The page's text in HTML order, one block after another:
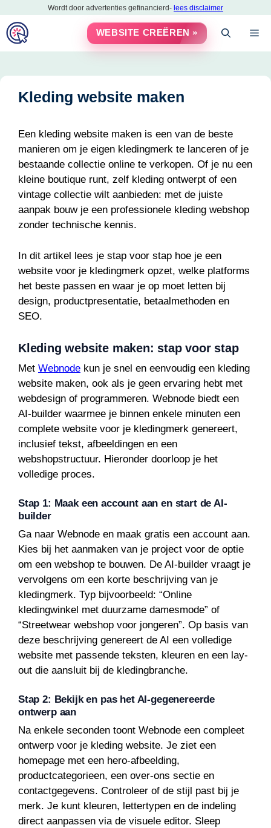
naar
de
inhoud
Wordt door advertenties gefinancierd- lees disclaimer
WEBSITE CREËREN »
Kleding website maken
Een kleding website maken is een van de beste
manieren om je eigen kledingmerk te lanceren of je
bestaande collectie online te verkopen. Of je nu een
kleine boutique runt, zelf kleding ontwerpt of een
vintage collectie wilt aanbieden: met de juiste
aanpak bouw je een professionele kleding webshop
zonder technische kennis.
In dit artikel lees je stap voor stap hoe je een
website voor je kledingmerk opzet, welke platforms
het beste passen en waar je op moet letten bij
design, productpresentatie, betaalmethoden en
SEO.
Kleding website maken: stap voor stap
Met Webnode kun je snel en eenvoudig een kleding
website maken, ook als je geen ervaring hebt met
webdesign of programmeren. Webnode biedt een
AI-builder waarmee je binnen enkele minuten een
complete website voor je kledingmerk genereert,
inclusief tekst, afbeeldingen en een
webshopstructuur. Hieronder doorloop je het
volledige proces.
Stap 1: Maak een account aan en start de AI-
builder
Ga naar Webnode en maak gratis een account aan.
Kies bij het aanmaken van je project voor de optie
om een webshop te bouwen. De AI-builder vraagt je
vervolgens om een korte beschrijving van je
kledingmerk. Typ bijvoorbeeld: “Online
kledingwinkel met duurzame damesmode” of
“Streetwear webshop voor jongeren”. Op basis van
deze beschrijving genereert de AI een volledige
website met passende teksten, kleuren en een lay-
out die aansluit bij de kledingbranche.
Stap 2: Bekijk en pas het AI-gegenereerde
ontwerp aan
Na enkele seconden toont Webnode een compleet
ontwerp voor je kleding website. Je ziet een
homepage met een hero-afbeelding,
productcategorieen, een over-ons sectie en
contactgegevens. Controleer of de stijl past bij je
merk. Je kunt kleuren, lettertypen en de indeling
direct aanpassen via de visuele editor. Sleep